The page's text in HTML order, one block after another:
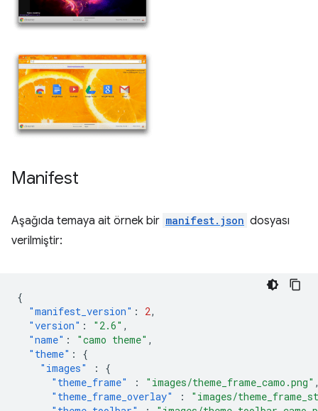
Manifest
Aşağıda temaya ait örnek bir manifest.json dosyası
verilmiştir:
{
"manifest_version" : 2,
"version" : "2.6" ,
"name" : "camo theme" ,
"theme" :
{
"images"
:
{
"theme_frame"
: "images/theme_frame_camo.png"
"theme_frame_overlay"
:
"images/